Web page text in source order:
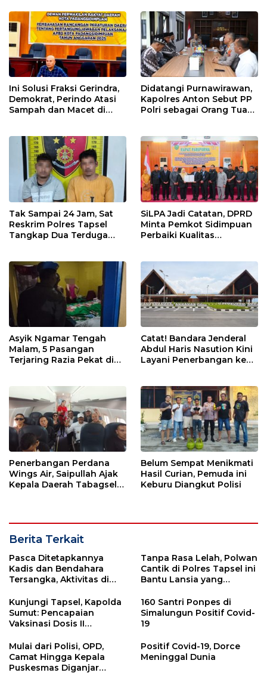
Ini Solusi Fraksi Gerindra,
Demokrat, Perindo Atasi
Sampah dan Macet di
Didatangi Purnawirawan,
Kapolres Anton Sebut PP
Polri sebagai Orang Tua
Tak Sampai 24 Jam, Sat
Reskrim Polres Tapsel
Tangkap Dua Terduga
SiLPA Jadi Catatan, DPRD
Minta Pemkot Sidimpuan
Perbaiki Kualitas
Asyik Ngamar Tengah
Malam, 5 Pasangan
Terjaring Razia Pekat di
Catat! Bandara Jenderal
Abdul Haris Nasution Kini
Layani Penerbangan ke
Penerbangan Perdana
Wings Air, Saipullah Ajak
Kepala Daerah Tabagsel
Belum Sempat Menikmati
Hasil Curian, Pemuda ini
Keburu Diangkut Polisi
Berita Terkait
Pasca Ditetapkannya
Kadis dan Bendahara
Tersangka, Aktivitas di
Normal
Tanpa Rasa Lelah, Polwan
Cantik di Polres Tapsel ini
Bantu Lansia yang
Kunjungi Tapsel, Kapolda
Sumut: Pencapaian
Vaksinasi Dosis II
sebesar 70 %.
160 Santri Ponpes di
Simalungun Positif Covid-
19
Mulai dari Polisi, OPD,
Camat Hingga Kepala
Puskesmas Diganjar
Positif Covid-19, Dorce
Meninggal Dunia